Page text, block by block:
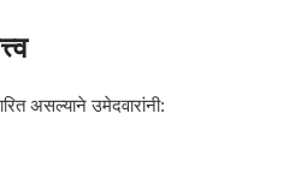
असल्याने उमेदवारांनी: